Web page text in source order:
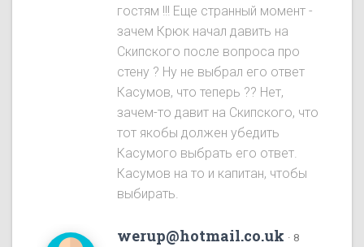
гостям !!! Еще странный момент -
зачем Крюк начал давить на
Скипского после вопроса про
стену ? Ну не выбрал его ответ
Касумов, что теперь ?? Нет,
зачем-то давит на Скипского, что
тот якобы должен убедить
Касумого выбрать его ответ.
Касумов на то и капитан, чтобы
выбирать.
werup@hotmail.co.uk · 8